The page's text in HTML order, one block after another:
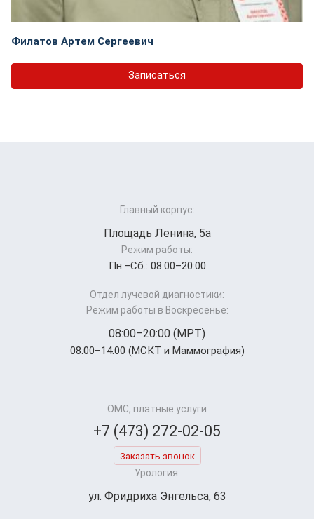
Филатов Артем Сергеевич
Записаться
Главный корпус:
Площадь Ленина, 5а
Режим работы:
Пн.–Cб.: 08:00–20:00
Отдел лучевой диагностики:
Режим работы в Воскресенье:
08:00–20:00 (МРТ)
08:00–14:00 (МСКТ и Маммография)
ОМС, платные услуги
+7 (473) 272-02-05
Заказать звонок
Урология:
ул. Фридриха Энгельса, 63